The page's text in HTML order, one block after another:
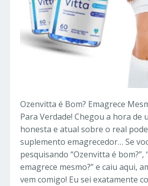
Ozenvitta é Bom? Emagrece
Para Verdade! Chegou a hora de
honesta e atual sobre o real
suplemento emagrecedor… Se
pesquisando “Ozenvitta é bom?”,
emagrece mesmo?” e caiu aqui,
vem comigo! Eu sei exatamente